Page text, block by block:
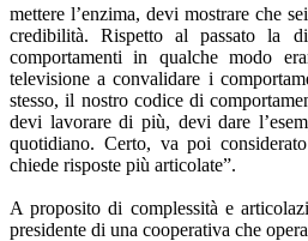
mettere l’enzima, devi mostrare che
credibilità. Rispetto al passato la
comportamenti in qualche modo
televisione a convalidare i
stesso, il nostro codice di
devi lavorare di più, devi dare
quotidiano. Certo, va poi
chiede risposte più articolate”.
A proposito di complessità e
presidente di una cooperativa che